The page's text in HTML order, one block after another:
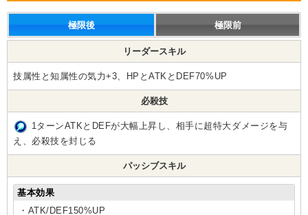
極限後 極限前
リーダースキル
技属性と知属性の気力+3、HPとATKとDEF70%UP
必殺技
1ターンATKとDEFが大幅上昇し、相手に超特大ダメージを与
え、必殺技を封じる
パッシブスキル
基本効果
・ATK/DEF150%UP